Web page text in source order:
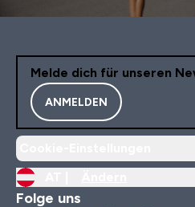
Melde dich für unseren
ANMELDEN
Folge uns